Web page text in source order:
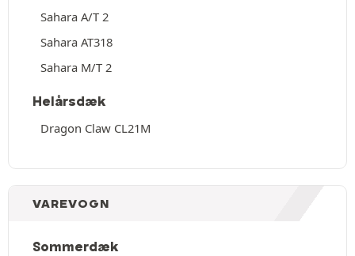
Sahara A/T 2
Sahara AT318
Sahara M/T 2
Helårsdæk
Dragon Claw CL21M
VAREVOGN
Sommerdæk